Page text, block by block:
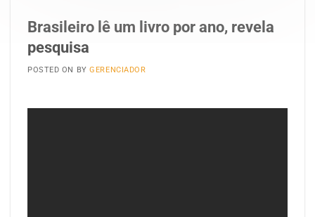
Brasileiro lê um livro por ano, revela
pesquisa
POSTED ON BYGERENCIADOR